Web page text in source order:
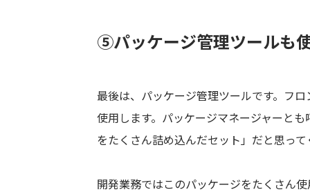
⑤パッケージ管理ツールも
最後は、パッケージ管理ツールです。フ
使用します。パッケージマネージャーと
をたくさん詰め込んだセット」だと思っ
開発業務ではこのパッケージをたくさん